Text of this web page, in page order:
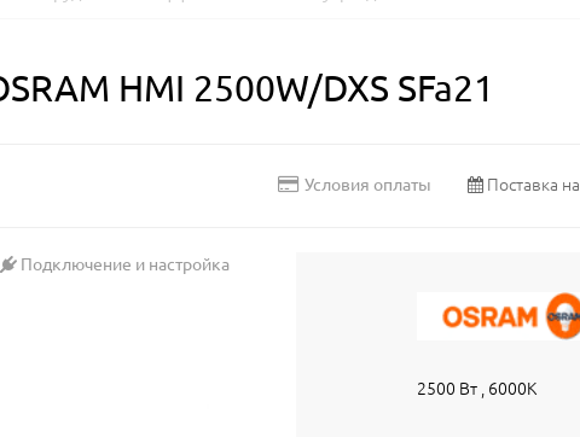
HMI 2500W/DXS SFa21
Условия оплаты Поставка
Подключение и настройка
2500 Вт , 6000K